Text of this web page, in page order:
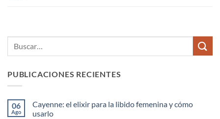
PUBLICACIONES RECIENTES
06
Ago
Cayenne: el elixir para la libido femenina y cómo
usarlo